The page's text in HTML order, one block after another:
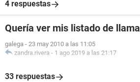
4 respuestas
Quería ver mis listado de
galega - 23 may 2010 a las 11:05
zandra.rivera - 1 ago 2019 a las 21:17
33 respuestas